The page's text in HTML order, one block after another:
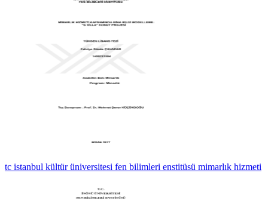
tc istanbul kültür üniversitesi fen bilimleri enstitüsü mimarlık hizmeti